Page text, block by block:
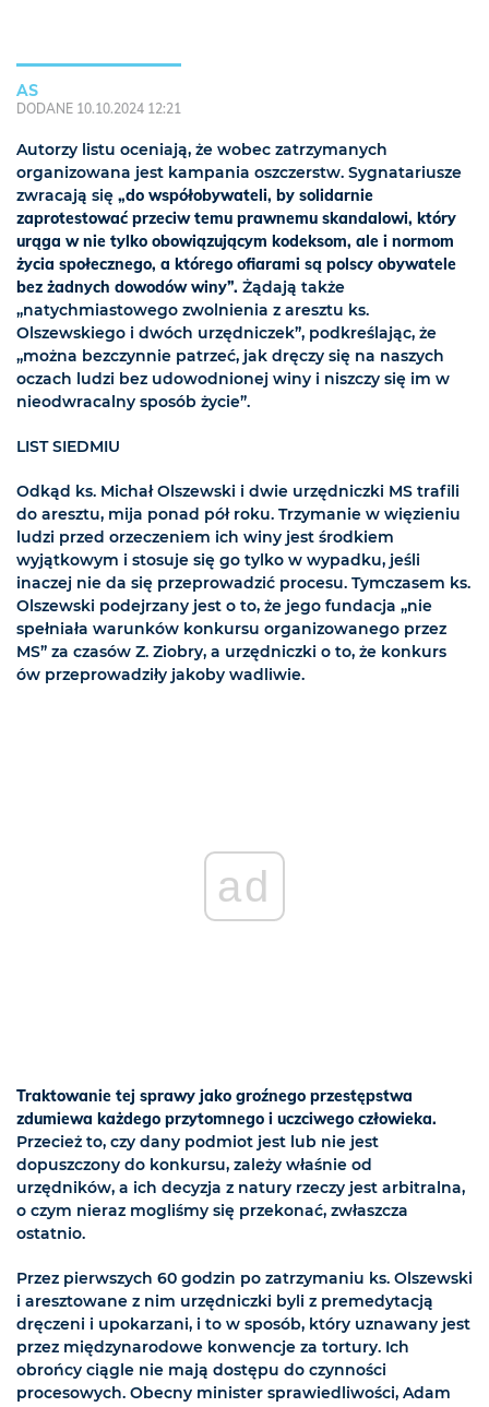
AS
DODANE 10.10.2024 12:21
Autorzy listu oceniają, że wobec zatrzymanych
organizowana jest kampania oszczerstw. Sygnatariusze
zwracają się „do współobywateli, by solidarnie
zaprotestować przeciw temu prawnemu skandalowi, który
urąga w nie tylko obowiązującym kodeksom, ale i normom
życia społecznego, a którego ofiarami są polscy obywatele
bez żadnych dowodów winy”. Żądają także
„natychmiastowego zwolnienia z aresztu ks.
Olszewskiego i dwóch urzędniczek”, podkreślając, że
„można bezczynnie patrzeć, jak dręczy się na naszych
oczach ludzi bez udowodnionej winy i niszczy się im w
nieodwracalny sposób życie”.
LIST SIEDMIU
Odkąd ks. Michał Olszewski i dwie urzędniczki MS trafili
do aresztu, mija ponad pół roku. Trzymanie w więzieniu
ludzi przed orzeczeniem ich winy jest środkiem
wyjątkowym i stosuje się go tylko w wypadku, jeśli
inaczej nie da się przeprowadzić procesu. Tymczasem ks.
Olszewski podejrzany jest o to, że jego fundacja „nie
spełniała warunków konkursu organizowanego przez
MS” za czasów Z. Ziobry, a urzędniczki o to, że konkurs
ów przeprowadziły jakoby wadliwie.
ad
Traktowanie tej sprawy jako groźnego przestępstwa
zdumiewa każdego przytomnego i uczciwego człowieka.
Przecież to, czy dany podmiot jest lub nie jest
dopuszczony do konkursu, zależy właśnie od
urzędników, a ich decyzja z natury rzeczy jest arbitralna,
o czym nieraz mogliśmy się przekonać, zwłaszcza
ostatnio.
Przez pierwszych 60 godzin po zatrzymaniu ks. Olszewski
i aresztowane z nim urzędniczki byli z premedytacją
dręczeni i upokarzani, i to w sposób, który uznawany jest
przez międzynarodowe konwencje za tortury. Ich
obrońcy ciągle nie mają dostępu do czynności
procesowych. Obecny minister sprawiedliwości, Adam